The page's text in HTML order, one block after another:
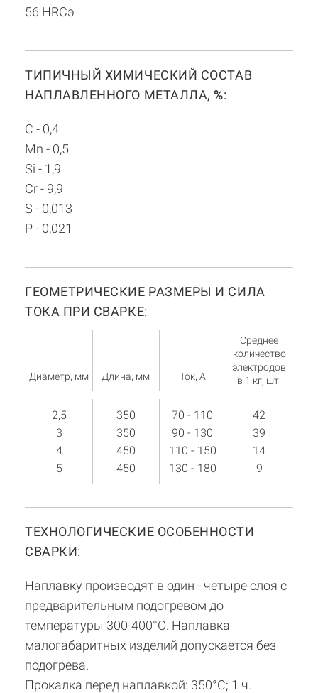
56 HRCэ
ТИПИЧНЫЙ ХИМИЧЕСКИЙ СОСТАВ
НАПЛАВЛЕННОГО МЕТАЛЛА,%:
C - 0,4
Mn - 0,5
Si - 1,9
Cr - 9,9
S - 0,013
P - 0,021
ГЕОМЕТРИЧЕСКИЕ РАЗМЕРЫ И СИЛА
ТОКА ПРИ СВАРКЕ:
Диаметр, мм Длина, мм Ток, А
Среднее
количество
электродов
в 1 кг, шт.
2,5
3
4
5
350
350
450
450
70 - 110
90 - 130
110 - 150
130 - 180
42
39
14
9
ТЕХНОЛОГИЧЕСКИЕ ОСОБЕННОСТИ
СВАРКИ:
Наплавку производят в один - четыре слоя с
предварительным подогревом до
температуры 300-400°С. Наплавка
малогабаритных изделий допускается без
подогрева.
Прокалка перед наплавкой: 350°С; 1 ч.